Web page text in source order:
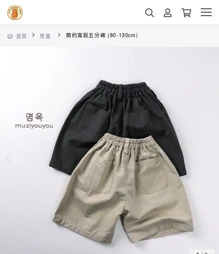
首頁 男童 簡約寬鬆五分褲 (80-130cm)